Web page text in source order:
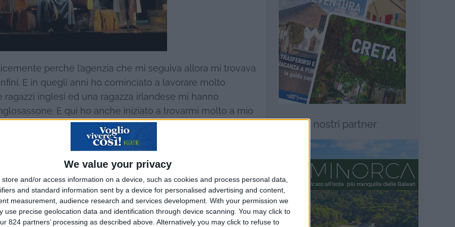
We value your privacy
store and/or access information on a device, such as cookies and process personal data,
and standard information sent by a device for personalised advertising and content,
measurement, audience research and services development. With your permission we
use precise geolocation data and identification through device scanning. You may click to
824 partners’ processing as described above. Alternatively you may click to refuse to
perché l’agenzia che mi seguiva allora mi trovava
E in quegli anni ho cominciato a lavorare molto
ragazzi inglesi ed una ragazza irlandese mi hanno
E qui ho anche iniziato a trovarmi molto a mio
rispetto, senza perdere l’elemento di gioco. Dal
che ho imparato l’enorme importanza delle prove e di
mentale, comincio a staccarmi dall’Italia.”
soggiorni fuori, intervallati da ritorni a Milano. Si
ma vede confermato quanto già vissuto:
tempo, economicamente accetta qualche aiuto
legato ai suoi progetti. “Nel 2000 ricomincio a
I nostri partner